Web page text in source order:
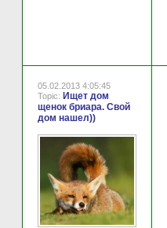
05.02.2013 4:05:45
Topic: Ищет дом
щенок бриара. Свой
дом нашел))